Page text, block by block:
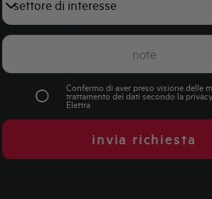
Confermo di aver preso visione delle
trattamento dei dati secondo la
Elettra
invia richiesta